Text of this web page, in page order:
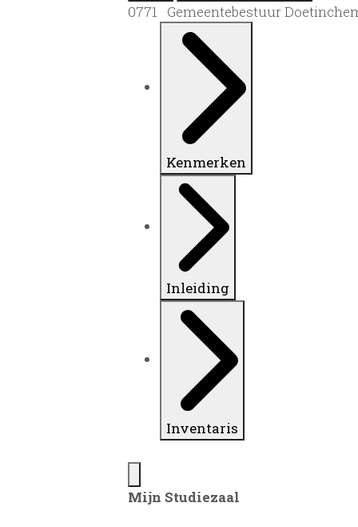
0771 Gemeentebestuur
Kenmerken
Inleiding
Inventaris
Mijn Studiezaal